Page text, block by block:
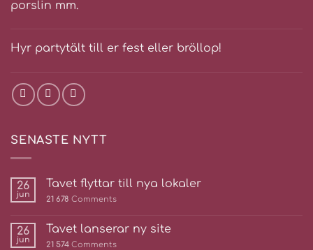
porslin mm.
Hyr partytält till er fest eller bröllop!
SENASTE NYTT
26
jun
Tavet flyttar till nya lokaler
21 678 Comments
26
jun
Tavet lanserar ny site
21 574 Comments